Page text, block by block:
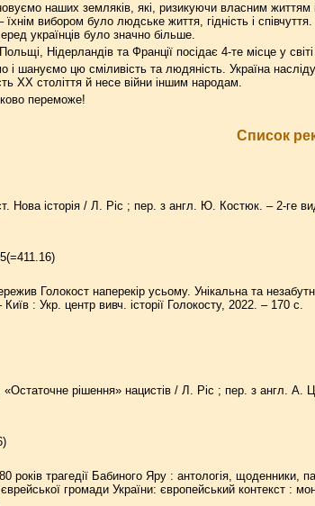
наших земляків, які, ризикуючи власним
вибором було людське життя, гідність і
українців було значно більше.
Нідерландів та Франції посідає 4-те місце у
і шануємо цю сміливість та людяність. Україна
ХХ століття й несе війни іншим народам.
переможе!
Список
Нова історія / Л. Ріс ; пер. з англ. Ю. Костюк. – 2-ге
Голокост наперекір усьому. Унікальна та
: Укр. центр вивч. історії Голокосту, 2022. – 170 с.
«Остаточне рішення» нацистів / Л. Ріс ; пер. з англ. А.
років трагедії Бабиного Яру : антологія, щоденники,
громади України: європейський контекст :